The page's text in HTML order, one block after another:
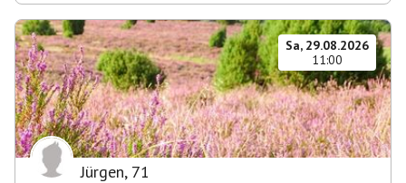
Sa, 29.08.2026
11:00
Jürgen, 71